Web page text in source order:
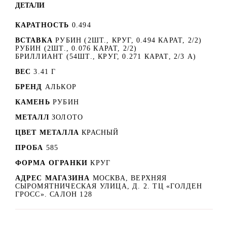
ДЕТАЛИ
КАРАТНОСТЬ 0.494
ВСТАВКА РУБИН (2ШТ., КРУГ, 0.494 КАРАТ, 2/2)
РУБИН (2ШТ., 0.076 КАРАТ, 2/2)
БРИЛЛИАНТ (54ШТ., КРУГ, 0.271 КАРАТ, 2/3 А)
ВЕС 3.41 Г
БРЕНД АЛЬКОР
КАМЕНЬ РУБИН
МЕТАЛЛ ЗОЛОТО
ЦВЕТ МЕТАЛЛА КРАСНЫЙ
ПРОБА 585
ФОРМА ОГРАНКИ КРУГ
АДРЕС МАГАЗИНА МОСКВА, ВЕРХНЯЯ
СЫРОМЯТНИЧЕСКАЯ УЛИЦА, Д. 2. ТЦ «ГОЛДЕН
ГРОСС». САЛОН 128